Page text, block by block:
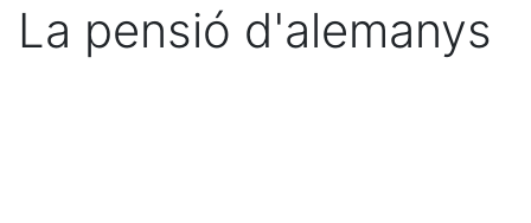
La pensió d'alemanys